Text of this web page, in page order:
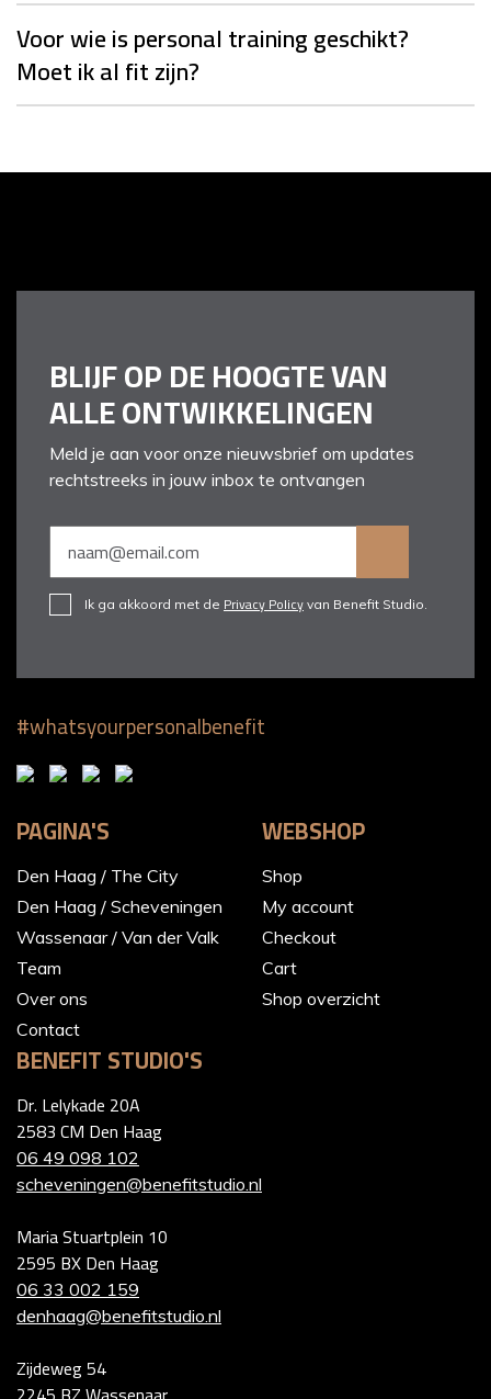
Voor wie is personal training geschikt?
Moet ik al fit zijn?
BLIJF OP DE HOOGTE VAN
ALLE ONTWIKKELINGEN
Meld je aan voor onze nieuwsbrief om updates
rechtstreeks in jouw inbox te ontvangen
Ik ga akkoord met de Privacy Policy van Benefit Studio.
#whatsyourpersonalbenefit
PAGINA'S
Den Haag / The City
Den Haag / Scheveningen
Wassenaar / Van der Valk
Team
Over ons
Contact
WEBSHOP
Shop
My account
Checkout
Cart
Shop overzicht
BENEFIT STUDIO'S
Dr. Lelykade 20A
2583 CM Den Haag
06 49 098 102
scheveningen@benefitstudio.nl
Maria Stuartplein 10
2595 BX Den Haag
06 33 002 159
denhaag@benefitstudio.nl
Zijdeweg 54